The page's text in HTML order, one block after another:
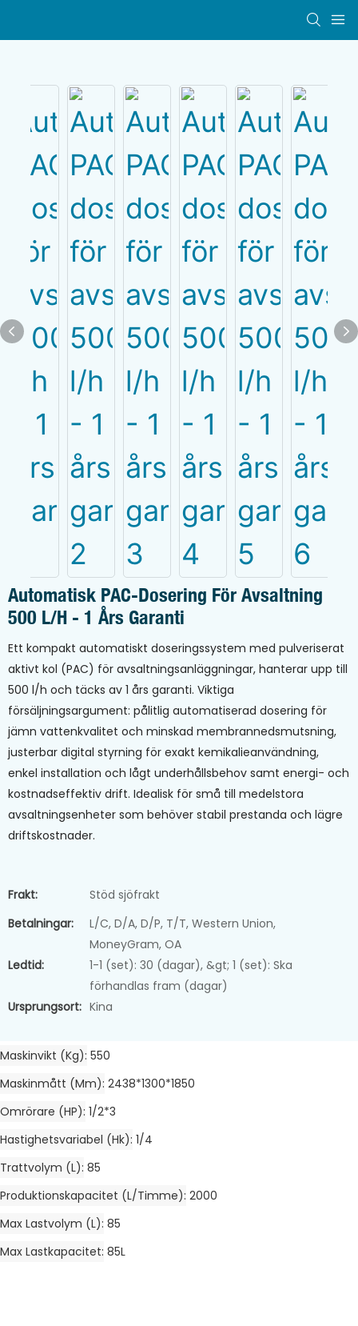
Automatisk PAC-Dosering För Avsaltning
500 L/h - 1 Års Garanti
Ett kompakt automatiskt doseringssystem med pulveriserat
aktivt kol (PAC) för avsaltningsanläggningar, hanterar upp till
500 l/h och täcks av 1 års garanti. Viktiga
försäljningsargument: pålitlig automatiserad dosering för
jämn vattenkvalitet och minskad membrannedsmutsning,
justerbar digital styrning för exakt kemikalieanvändning,
enkel installation och lågt underhållsbehov samt energi- och
kostnadseffektiv drift. Idealisk för små till medelstora
avsaltningsenheter som behöver stabil prestanda och lägre
driftskostnader.
Frakt:
Stöd sjöfrakt
Betalningar:
L/C, D/A, D/P, T/T, Western Union,
MoneyGram, OA
Ledtid:
1-1 (set): 30 (dagar), &gt; 1 (set): Ska
förhandlas fram (dagar)
Ursprungsort: Kina
Maskinvikt (kg) 550
Maskinmått (mm) 2438*1300*1850
Omrörare (HP) 1/2*3
Hastighetsvariabel (hk) 1/4
Trattvolym (L) 85
Produktionskapacitet (L/timme) 2000
Max Lastvolym (L) 85
Max Lastkapacitet 85L